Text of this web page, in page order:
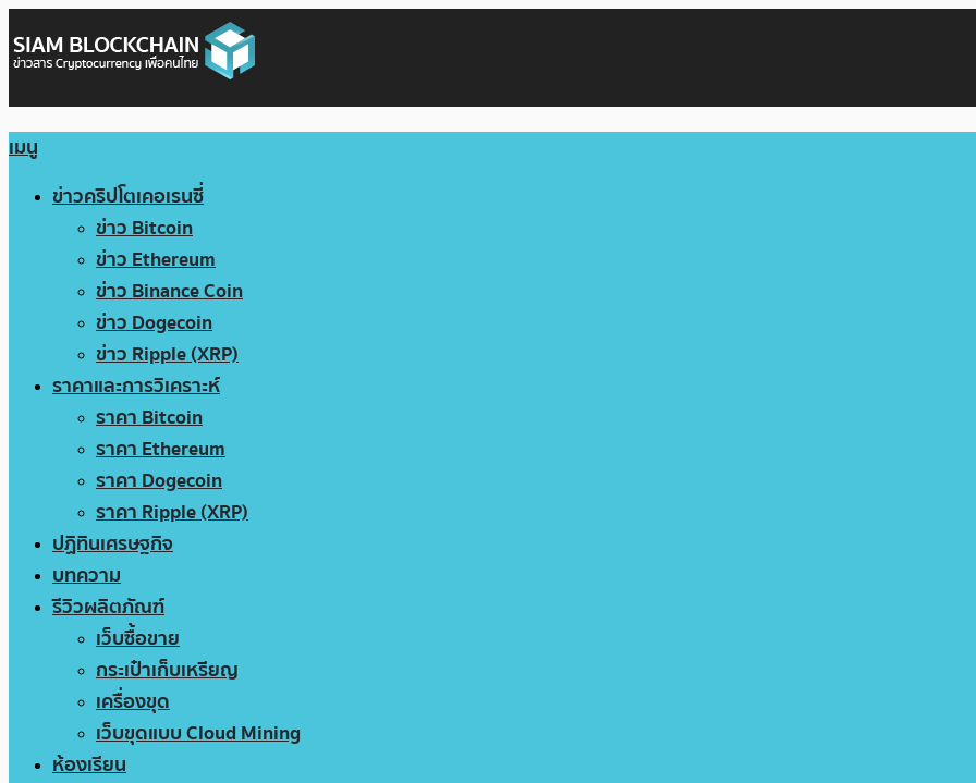
เมนู
ข่าวคริปโตเคอเรนซี่
ข่าว Bitcoin
ข่าว Ethereum
ข่าว Binance Coin
ข่าว Dogecoin
ข่าว Ripple (XRP)
ราคาและการวิเคราะห์
ราคา Bitcoin
ราคา Ethereum
ราคา Dogecoin
ราคา Ripple (XRP)
ปฏิทินเศรษฐกิจ
บทความ
รีวิวผลิตภัณฑ์
เว็บซื้อขาย
กระเป๋าเก็บเหรียญ
เครื่องขุด
เว็บขุดแบบ Cloud Mining
ห้องเรียน